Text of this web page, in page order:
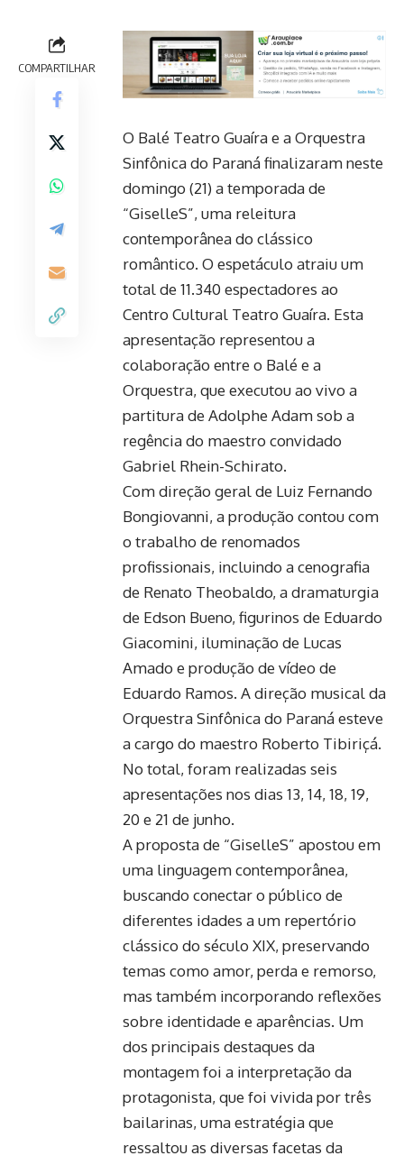
COMPARTILHAR
O Balé Teatro Guaíra e a Orquestra
Sinfônica do Paraná finalizaram neste
domingo (21) a temporada de
“GiselleS”, uma releitura
contemporânea do clássico
romântico. O espetáculo atraiu um
total de 11.340 espectadores ao
Centro Cultural Teatro Guaíra. Esta
apresentação representou a
colaboração entre o Balé e a
Orquestra, que executou ao vivo a
partitura de Adolphe Adam sob a
regência do maestro convidado
Gabriel Rhein-Schirato.
Com direção geral de Luiz Fernando
Bongiovanni, a produção contou com
o trabalho de renomados
profissionais, incluindo a cenografia
de Renato Theobaldo, a dramaturgia
de Edson Bueno, figurinos de Eduardo
Giacomini, iluminação de Lucas
Amado e produção de vídeo de
Eduardo Ramos. A direção musical da
Orquestra Sinfônica do Paraná esteve
a cargo do maestro Roberto Tibiriçá.
No total, foram realizadas seis
apresentações nos dias 13, 14, 18, 19,
20 e 21 de junho.
A proposta de “GiselleS” apostou em
uma linguagem contemporânea,
buscando conectar o público de
diferentes idades a um repertório
clássico do século XIX, preservando
temas como amor, perda e remorso,
mas também incorporando reflexões
sobre identidade e aparências. Um
dos principais destaques da
montagem foi a interpretação da
protagonista, que foi vivida por três
bailarinas, uma estratégia que
ressaltou as diversas facetas da